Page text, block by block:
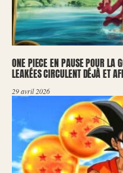
ONE PIECE EN PAUSE POUR LA
LEAKÉES CIRCULENT DÉJÀ ET
29 avril 2026